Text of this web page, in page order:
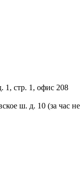
1, стр. 1, офис 208
ш. д. 10 (за час